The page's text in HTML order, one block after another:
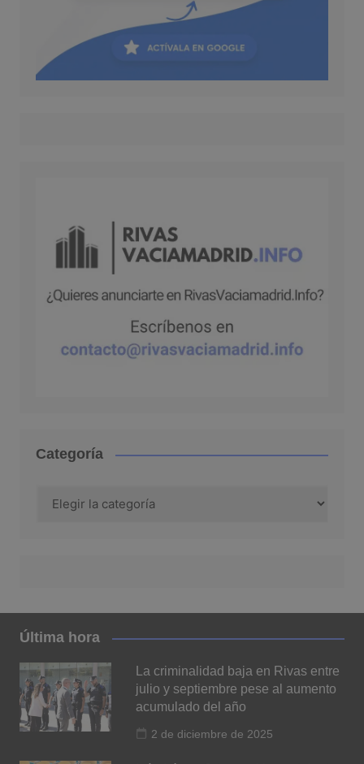
Categoría
Última hora
La criminalidad baja en Rivas entre
julio y septiembre pese al aumento
acumulado del año
2 de diciembre de 2025